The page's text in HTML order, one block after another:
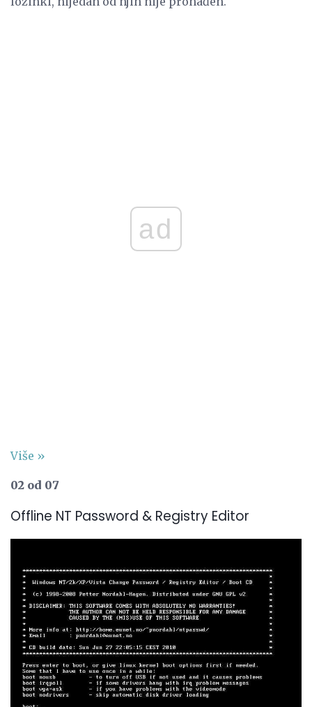
ad
Više »
02 od 07
Offline NT Password & Registry Editor